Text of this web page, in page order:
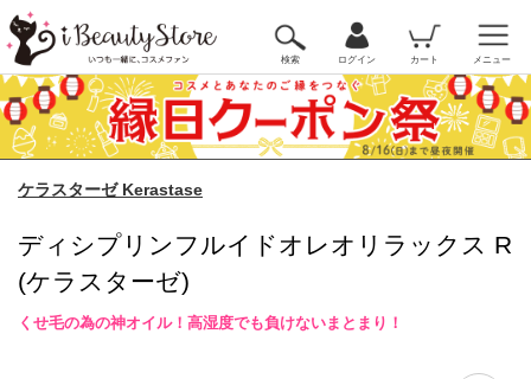
検索 ログイン カート メニュー
ケラスターゼ Kerastase
ディシプリンフルイドオレオリラックス R
(ケラスターゼ)
くせ毛の為の神オイル！高湿度でも負けないまとまり！